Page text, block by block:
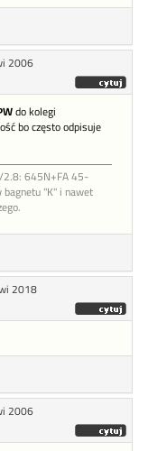
2006
do kolegi
bo często odpisuje
645N+FA 45-
"K" i nawet
2018
2006